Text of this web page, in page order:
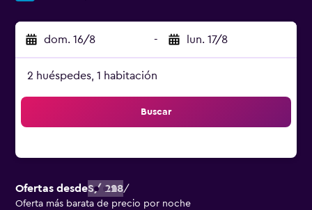
dom. 16/8 - lun. 17/8
2 huéspedes, 1 habitación
Buscar
Ofertas desdeS/ 228/
Oferta más barata de precio por noche